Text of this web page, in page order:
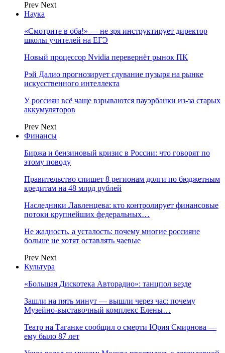
Prev Next
Наука
«Смотрите в оба!» — не зря инструктирует директор
школы учителей на ЕГЭ
Новый процессор Nvidia перевернёт рынок ПК
Рэй Далио прогнозирует сдувание пузыря на рынке
искусственного интеллекта
У россиян всё чаще взрываются пауэрбанки из-за старых
аккумуляторов
Prev Next
Финансы
Биржа и бензиновый кризис в России: что говорят по
этому поводу
Правительство спишет 8 регионам долги по бюджетным
кредитам на 48 млрд рублей
Наследники Лавленцева: кто контролирует финансовые
потоки крупнейших федеральных…
Не жадность, а усталость: почему многие россияне
больше не хотят оставлять чаевые
Prev Next
Культура
«Большая Дискотека Авторадио»: танцпол везде
Зашли на пять минут — вышли через час: почему
Музейно-выставочный комплекс Елены…
Театр на Таганке сообщил о смерти Юрия Смирнова —
ему было 87 лет